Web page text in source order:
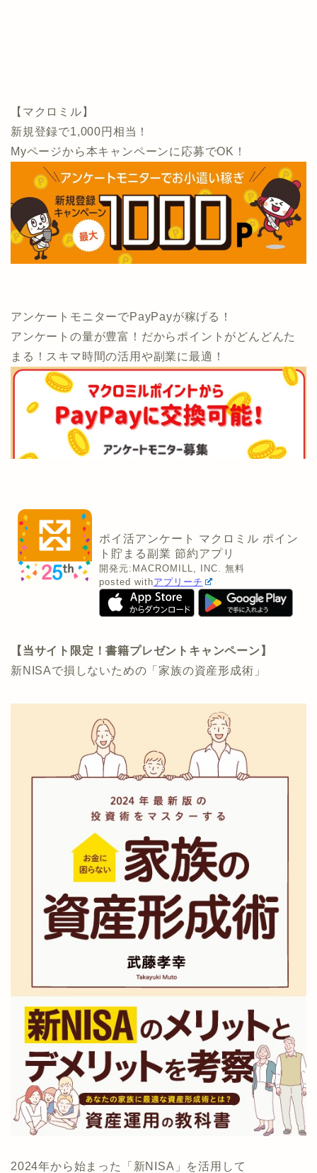
【マクロミル】
新規登録で1,000円相当！
Myページから本キャンペーンに応募でOK！
アンケートモニターでPayPayが稼げる！
アンケートの量が豊富！だからポイントがどんどんた
まる！スキマ時間の活用や副業に最適！
ポイ活アンケート マクロミル ポイン
ト貯まる副業 節約アプリ
開発元: MACROMILL, INC.
無料
posted withアプリーチ
【当サイト限定！書籍プレゼントキャンペーン】
新NISAで損しないための「家族の資産形成術」
2024年から始まった「新NISA」を活用して